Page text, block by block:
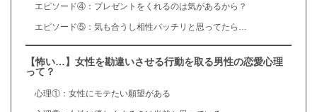
エピソード④：プレゼントをくれるのは気があるから？
エピソード⑤：気も合うし相性バッチリと思ってたら…
【怖い…】女性を勘違いさせる行動を取る男性の恋愛心理
って？
心理①：女性にモテたい願望がある